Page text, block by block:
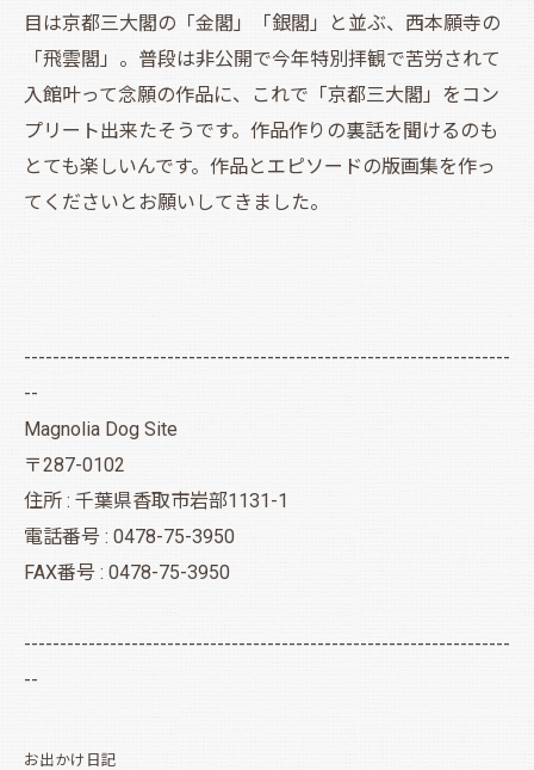
目は京都三大閣の「金閣」「銀閣」と並ぶ、西本願寺の
「飛雲閣」。普段は非公開で今年特別拝観で苦労されて
入館叶って念願の作品に、これで「京都三大閣」をコン
プリート出来たそうです。作品作りの裏話を聞けるのも
とても楽しいんです。作品とエピソードの版画集を作っ
てくださいとお願いしてきました。
--------------------------------------------------------------------
--
Magnolia Dog Site
〒287-0102
住所 : 千葉県香取市岩部1131-1
電話番号 : 0478-75-3950
FAX番号 : 0478-75-3950
--------------------------------------------------------------------
--
お出かけ日記